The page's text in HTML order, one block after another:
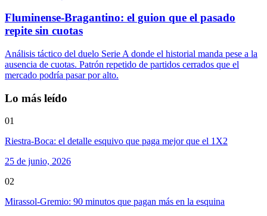
Fluminense-Bragantino: el guion que el pasado
repite sin cuotas
Análisis táctico del duelo Serie A donde el historial manda pese a la
ausencia de cuotas. Patrón repetido de partidos cerrados que el
mercado podría pasar por alto.
Lo más leído
01
Riestra-Boca: el detalle esquivo que paga mejor que el 1X2
25 de junio, 2026
02
Mirassol-Gremio: 90 minutos que pagan más en la esquina